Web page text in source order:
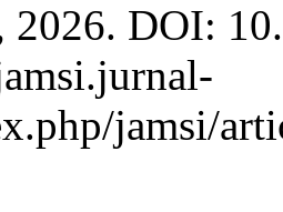
2026. DOI:
jamsi/